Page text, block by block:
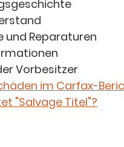
und Reparaturen
Vorbesitzer
im Carfax-
"Salvage Titel"?